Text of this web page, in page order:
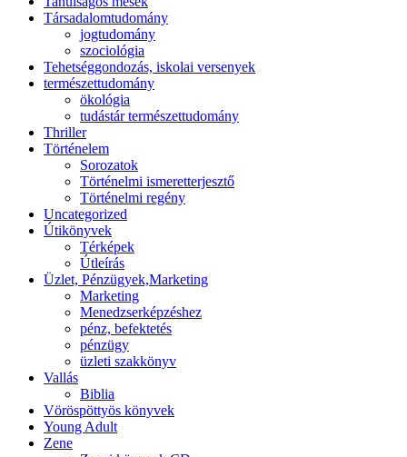
Társadalomtudomány
jogtudomány
szociológia
Tehetséggondozás, iskolai versenyek
természettudomány
ökológia
tudástár természettudomány
Thriller
Történelem
Sorozatok
Történelmi ismeretterjesztő
Történelmi regény
Uncategorized
Útikönyvek
Térképek
Útleírás
Üzlet, Pénzügyek,Marketing
Marketing
Menedzserképzéshez
pénz, befektetés
pénzügy
üzleti szakkönyv
Vallás
Biblia
Vöröspöttyös könyvek
Young Adult
Zene